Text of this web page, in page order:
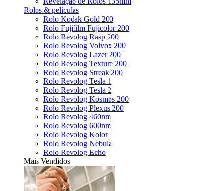
Rolos & películas
Rolo Kodak Gold 200
Rolo Fujifilm Fujicolor 200
Rolo Revolog Rasp 200
Rolo Revolog Volvox 200
Rolo Revolog Lazer 200
Rolo Revolog Texture 200
Rolo Revolog Streak 200
Rolo Revolog Tesla 1
Rolo Revolog Tesla 2
Rolo Revolog Kosmos 200
Rolo Revolog Plexus 200
Rolo Revolog 460nm
Rolo Revolog 600nm
Rolo Revolog Kolor
Rolo Revolog Nebula
Rolo Revolog Echo
Mais Vendidos